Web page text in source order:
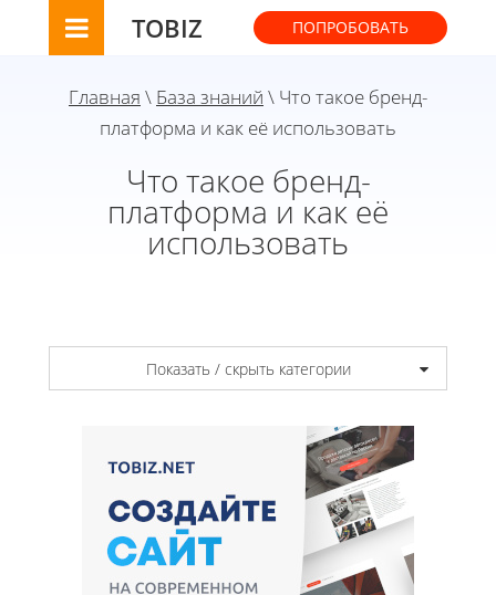
TOBIZ ПОПРОБОВАТЬ
Главная \ База знаний \ Что такое бренд-
платформа и как её использовать
Что такое бренд-
платформа и как её
использовать
Показать / скрыть категории